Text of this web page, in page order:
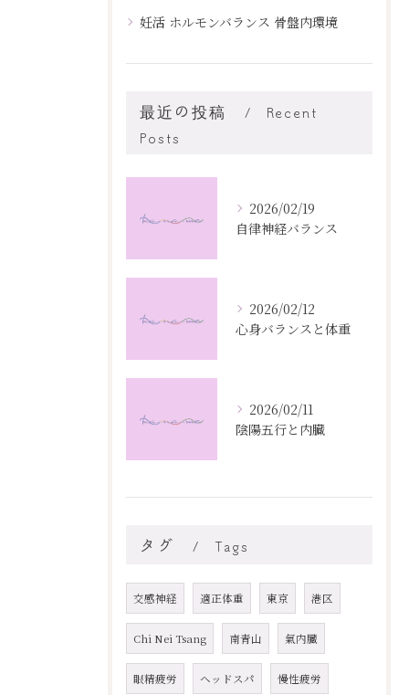
妊活 ホルモンバランス 骨盤内環境
最近の投稿
Recent
Posts
2026/02/19
自律神経バランス
2026/02/12
心身バランスと体重
2026/02/11
陰陽五行と内臓
タグ Tags
交感神経 適正体重 東京 港区
Chi Nei Tsang 南青山 氣内臓
眼精疲労 ヘッドスパ 慢性疲労